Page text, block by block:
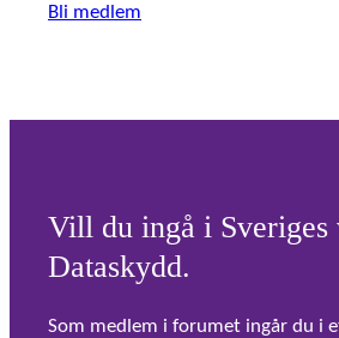
Bli medlem
Vill du ingå i Sveriges
Dataskydd.
Som medlem i forumet ingår du i